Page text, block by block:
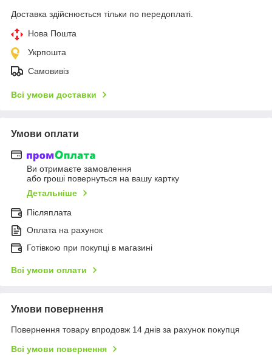
Доставка здійснюється тільки по передоплаті.
Нова Пошта
Укрпошта
Самовивіз
Всі умови доставки
Умови оплати
Ви отримаєте замовлення
або гроші повернуться на вашу картку
Детальніше
Післяплата
Оплата на рахунок
Готівкою при покупці в магазині
Всі умови оплати
Умови повернення
Повернення товару впродовж 14 днів за рахунок покупця
Всі умови повернення